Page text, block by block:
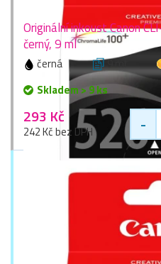
Originální inkoust Canon
černý, 9 ml
černá 9 ml
Skladem > 9 ks
293 Kč
242 Kč bez DPH -